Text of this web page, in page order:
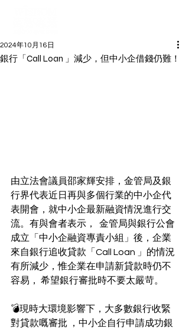
銀行「Call Loan 」減少，但中小企借錢仍難！
2024年10月16日
由立法會議員邵家輝安排，金管局及銀
行界代表近日再與多個行業的中小企代
表開會，就中小企最新融資情況進行交
流。有與會者表示，  金管局與銀行公會
成立「中小企融資專責小組」後，企業
來自銀行追收貸款「Call Loan 」的情況
有所減少，惟企業在申請新貸款時仍不
容易， 希望銀行審批時不要太嚴苛。
💣現時大環境影響下，大多數銀行收緊
對貸款嘅審批 ，中小企自行申請成功銀